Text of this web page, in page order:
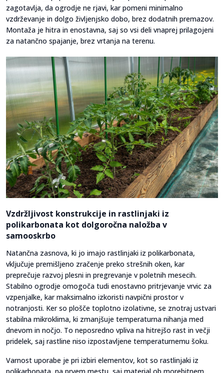
zagotavlja, da ogrodje ne rjavi, kar pomeni minimalno
vzdrževanje in dolgo življenjsko dobo, brez dodatnih premazov.
Montaža je hitra in enostavna, saj so vsi deli vnaprej prilagojeni
za natančno spajanje, brez vrtanja na terenu.
Vzdržljivost konstrukcije in rastlinjaki iz
polikarbonata kot dolgoročna naložba v
samooskrbo
Natančna zasnova, ki jo imajo rastlinjaki iz polikarbonata,
vključuje premišljeno zračenje preko strešnih oken, kar
preprečuje razvoj plesni in pregrevanje v poletnih mesecih.
Stabilno ogrodje omogoča tudi enostavno pritrjevanje vrvic za
vzpenjalke, kar maksimalno izkoristi navpični prostor v
notranjosti. Ker so plošče toplotno izolativne, se znotraj ustvari
stabilna mikroklima, ki zmanjšuje temperaturna nihanja med
dnevom in nočjo. To neposredno vpliva na hitrejšo rast in večji
pridelek, saj rastline niso izpostavljene temperaturnemu šoku.
Varnost uporabe je pri izbiri elementov, kot so rastlinjaki iz